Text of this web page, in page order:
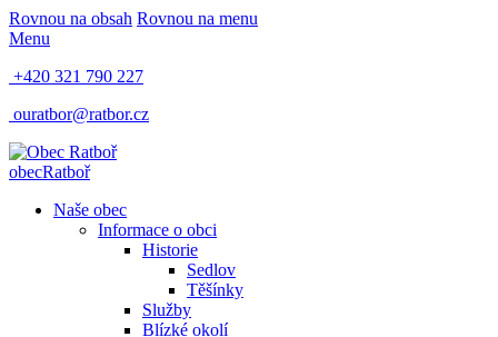
Rovnou na obsah Rovnou na menu
Menu
+420 321 790 227
ouratbor@ratbor.cz
obecRatboř
Naše obec
Informace o obci
Historie
Sedlov
Těšínky
Služby
Blízké okolí